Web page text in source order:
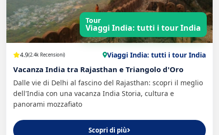
Tour
Viaggi India: tutti i tour India
4.9(2.4k Recensioni) Viaggi India: tutti i tour India
Vacanza India tra Rajasthan e Triangolo d'Oro
Dalle vie di Delhi al fascino del Rajasthan: scopri il meglio
dell'India con una vacanza India Storia, cultura e
panorami mozzafiato
Scopri di più